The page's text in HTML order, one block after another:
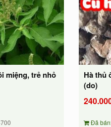
miệng, trẻ nhỏ
Hà thủ
(do)
Đã